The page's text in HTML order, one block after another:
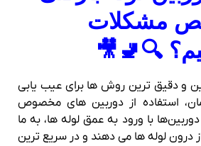
مشکلات
🔍🚽🎥
و دقیق‌ ترین روش‌ ها برای عیب‌ یابی
استفاده از دوربین‌ های مخصوص
با ورود به عمق لوله‌ ها، به ما
درون لوله‌ ها می‌ دهند و در سریع‌ ترین